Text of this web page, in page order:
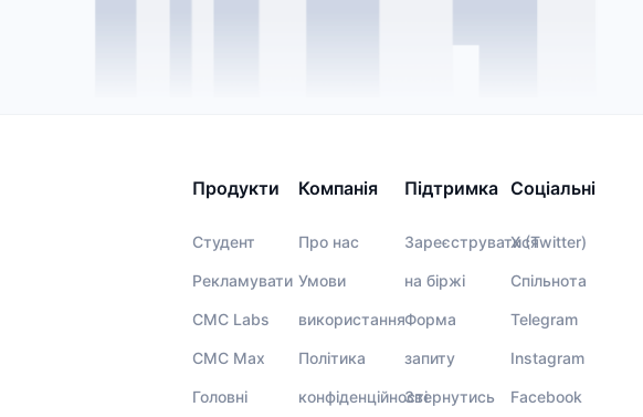
Продукти
Студент
Рекламувати
CMC Labs
CMC Max
Головні
Компанія
Про нас
Умови
використання
Політика
конфіденційності
Підтримка
Зареєструватися
на біржі
Форма
запиту
Звернутись
Соціальні
X (Twitter)
Спільнота
Telegram
Instagram
Facebook